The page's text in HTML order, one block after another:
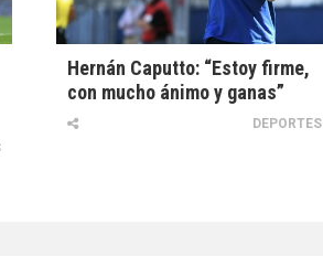
Hernán Caputto: “Estoy firme,
con mucho ánimo y ganas”
DEPORTES